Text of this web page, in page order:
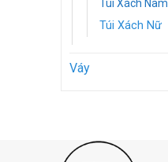
Túi Xách Nam
Túi Xách Nữ
Váy